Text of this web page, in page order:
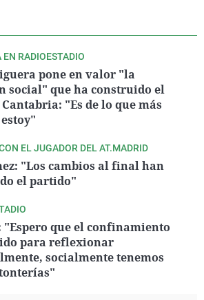
EN RADIOESTADIO
pone en valor "la
social" que ha construido el
"Es de lo que más
EL JUGADOR DEL AT.MADRID
"Los cambios al final han
el partido"
"Espero que el confinamiento
para reflexionar
socialmente tenemos